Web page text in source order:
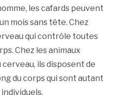
les cafards peuvent
mois sans tête. Chez
qui contrôle toutes
Chez les animaux
ils disposent de
du corps qui sont autant